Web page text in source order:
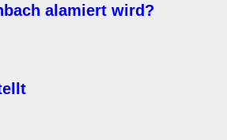
alamiert wird?